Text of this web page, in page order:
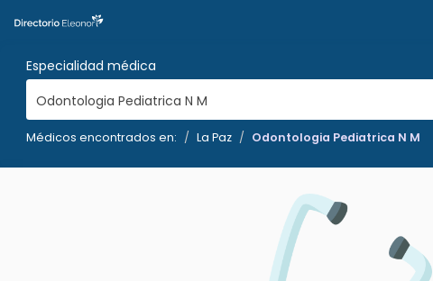
Especialidad médica
Odontologia Pediatrica N M
Médicos encontrados en: La Paz Odontologia Pediatrica N M